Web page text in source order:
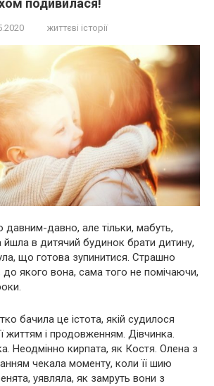
подивилася!
життєві історії
давним-давно, але тільки, мабуть,
йшла в дитячий будинок брати дитину,
що готова зупинитися. Страшно
до якого вона, сама того не помічаючи,
бачила це істота, якій судилося
життям і продовженням. Дівчинка.
Неодмінно кирпата, як Костя. Олена з
чекала моменту, коли її шию
уявляла, як замруть вони з